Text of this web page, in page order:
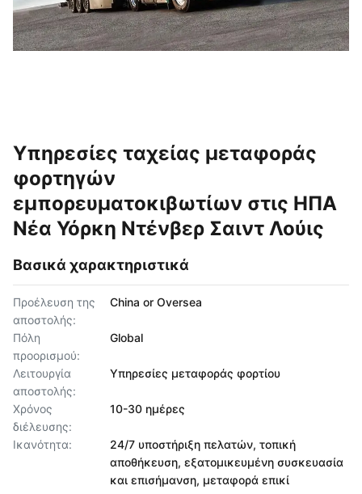
Υπηρεσίες ταχείας μεταφοράς
φορτηγών
εμπορευματοκιβωτίων στις ΗΠΑ
Νέα Υόρκη Ντένβερ Σαιντ Λούις
Βασικά χαρακτηριστικά
Προέλευση της
αποστολής:
China or Oversea
Πόλη
προορισμού:
Global
Λειτουργία
αποστολής:
Υπηρεσίες μεταφοράς φορτίου
Χρόνος
διέλευσης:
10-30 ημέρες
Ικανότητα:
24/7 υποστήριξη πελατών, τοπική
αποθήκευση, εξατομικευμένη συσκευασία
και επισήμανση, μεταφορά επικί